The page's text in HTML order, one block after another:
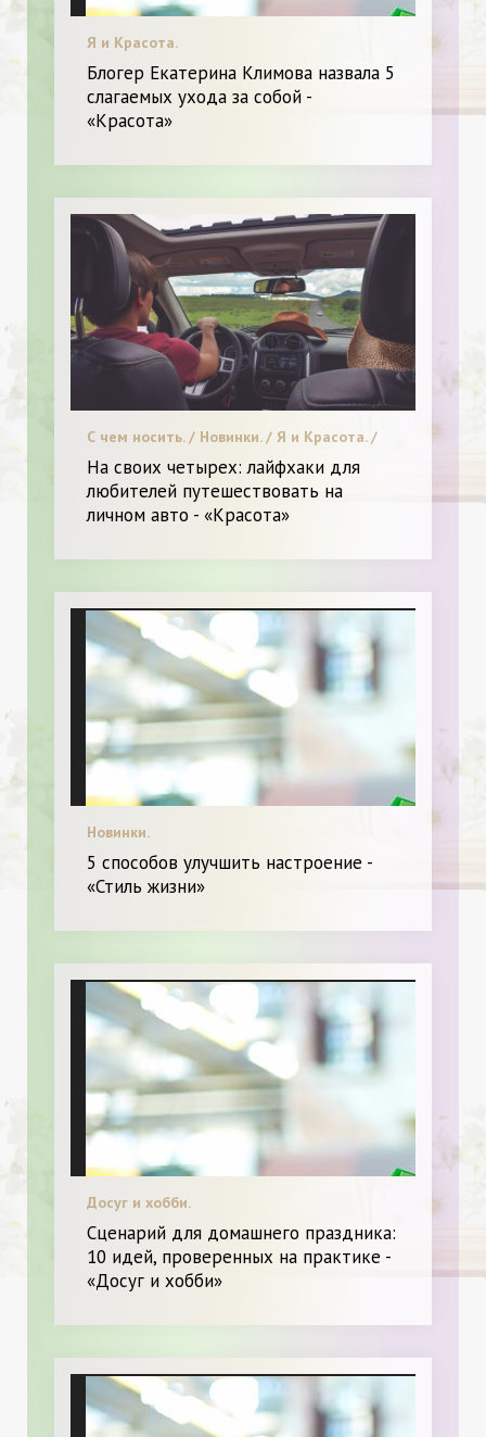
Я и Красота.
Блогер Екатерина Климова назвала 5
слагаемых ухода за собой -
«Красота»
С чем носить. / Новинки. / Я и Красота. /
Секреты красоты.
На своих четырех: лайфхаки для
любителей путешествовать на
личном авто - «Красота»
Новинки.
5 способов улучшить настроение -
«Стиль жизни»
Досуг и хобби.
Сценарий для домашнего праздника:
10 идей, проверенных на практике -
«Досуг и хобби»